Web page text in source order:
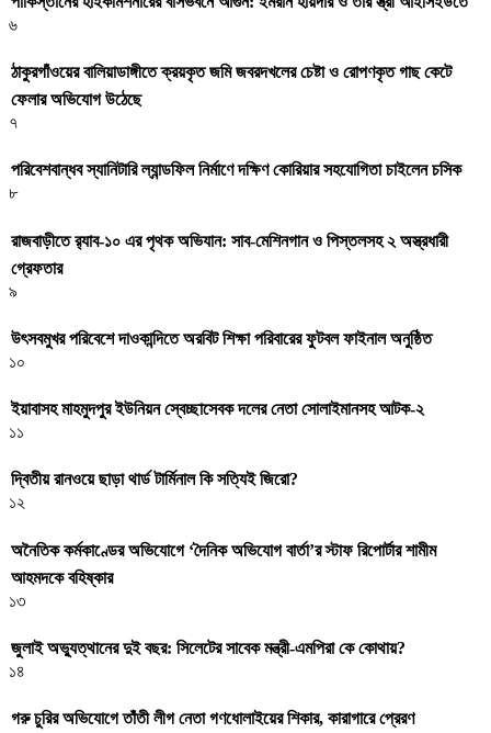
৬
ঠাকুরগাঁওয়ের বালিয়াডাঙ্গীতে ক্রয়কৃত জমি জবরদখলের চেষ্টা ও রোপণকৃত গাছ কেটে
ফেলার অভিযোগ উঠেছে
৭
পরিবেশবান্ধব স্যানিটারি ল্যান্ডফিল নির্মাণে দক্ষিণ কোরিয়ার সহযোগিতা চাইলেন চসিক
৮
রাজবাড়ীতে র‍্যাব-১০ এর পৃথক অভিযান: সাব-মেশিনগান ও পিস্তলসহ ২ অস্ত্রধারী
গ্রেফতার
৯
উৎসবমুখর পরিবেশে দাওকান্দিতে অরবিট শিক্ষা পরিবারের ফুটবল ফাইনাল অনুষ্ঠিত
১০
ইয়াবাসহ মাহমুদপুর ইউনিয়ন স্বেচ্ছাসেবক দলের নেতা সোলাইমানসহ আটক-২
১১
দ্বিতীয় রানওয়ে ছাড়া থার্ড টার্মিনাল কি সত্যিই জিরো?
১২
অনৈতিক কর্মকাণ্ডের অভিযোগে ‘দৈনিক অভিযোগ বার্তা’র স্টাফ রিপোর্টার শামীম
আহমদকে বহিষ্কার
১৩
জুলাই অভ্যুত্থানের দুই বছর: সিলেটের সাবেক মন্ত্রী-এমপিরা কে কোথায়? ​
১৪
গরু চুরির অভিযোগে তাঁতী লীগ নেতা গণধোলাইয়ের শিকার, কারাগারে প্রেরণ